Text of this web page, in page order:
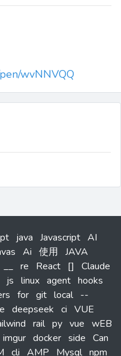
wvNNVQQ
java Javascript AI
Ai 使用 JAVA
__ re React []
Claude
js linux agent hooks
for git local --
deepseek ci VUE
rail py vue wEB
imgur docker side Can
cli AMP Mysql npm